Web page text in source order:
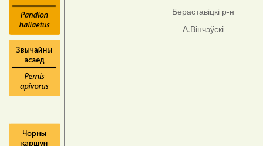
Бераставіцкі р-н
А.Вінчэўскі